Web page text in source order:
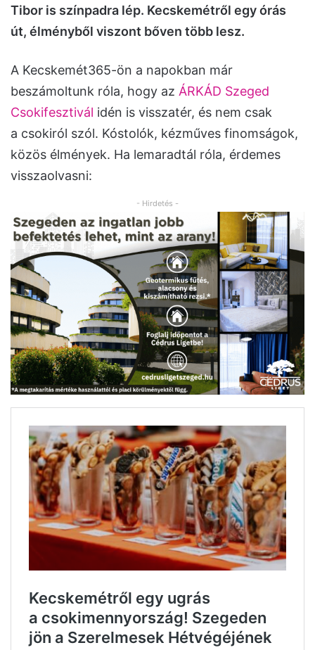
Tibor is színpadra lép. Kecskemétről egy órás
út, élményből viszont bőven több lesz.
A Kecskemét365-ön a napokban már
beszámoltunk róla, hogy az ÁRKÁD Szeged
Csokifesztivál idén is visszatér, és nem csak
a csokiról szól. Kóstolók, kézműves finomságok,
közös élmények. Ha lemaradtál róla, érdemes
visszaolvasni:
- Hirdetés -